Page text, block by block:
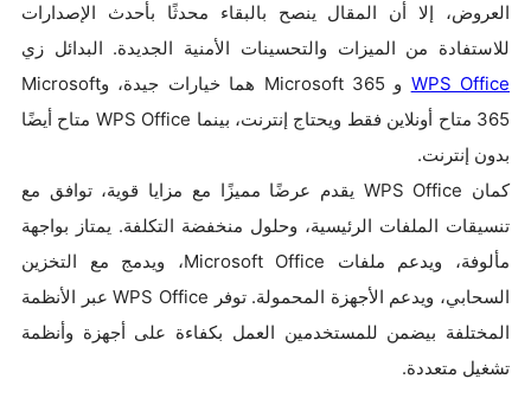
العروض، إلا أن المقال ينصح بالبقاء محدثًا بأحدث الإصدارات
للاستفادة من الميزات والتحسينات الأمنية الجديدة. البدائل زي
WPS Office
و Microsoft 365 هما خيارات جيدة، وMicrosoft
365 متاح أونلاين فقط ويحتاج إنترنت، بينما WPS Office متاح أيضًا
بدون إنترنت.
كمان WPS Office يقدم عرضًا مميزًا مع مزايا قوية، توافق مع
تنسيقات الملفات الرئيسية، وحلول منخفضة التكلفة. يمتاز بواجهة
مألوفة، ويدعم ملفات Microsoft Office، ويدمج مع التخزين
السحابي، ويدعم الأجهزة المحمولة. توفر WPS Office عبر الأنظمة
المختلفة بيضمن للمستخدمين العمل بكفاءة على أجهزة وأنظمة
تشغيل متعددة.